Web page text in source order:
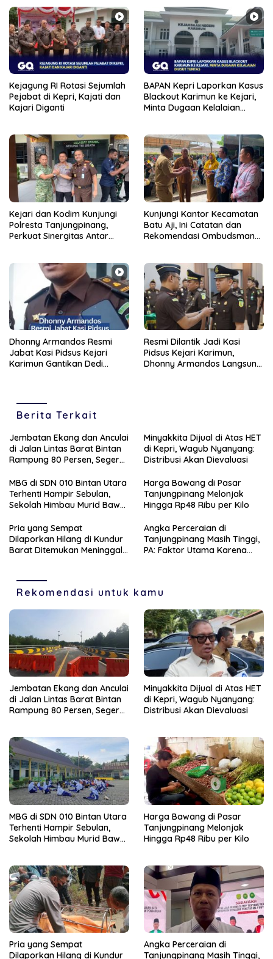
Kejagung RI Rotasi Sejumlah
Pejabat di Kepri, Kajati dan
Kajari Diganti
BAPAN Kepri Laporkan Kasus
Blackout Karimun ke Kejari,
Minta Dugaan Kelalaian
Kejari dan Kodim Kunjungi
Polresta Tanjungpinang,
Perkuat Sinergitas Antar
Kunjungi Kantor Kecamatan
Batu Aji, Ini Catatan dan
Rekomendasi Ombudsman
Dhonny Armandos Resmi
Jabat Kasi Pidsus Kejari
Karimun Gantikan Dedi
Resmi Dilantik Jadi Kasi
Pidsus Kejari Karimun,
Dhonny Armandos Langsung
Berita Terkait
Jembatan Ekang dan Anculai
di Jalan Lintas Barat Bintan
Rampung 80 Persen, Segera
Minyakkita Dijual di Atas HET
di Kepri, Wagub Nyanyang:
Distribusi Akan Dievaluasi
MBG di SDN 010 Bintan Utara
Terhenti Hampir Sebulan,
Sekolah Himbau Murid Bawa
Harga Bawang di Pasar
Tanjungpinang Melonjak
Hingga Rp48 Ribu per Kilo
Pria yang Sempat
Dilaporkan Hilang di Kundur
Barat Ditemukan Meninggal
Angka Perceraian di
Tanjungpinang Masih Tinggi,
PA: Faktor Utama Karena
Rekomendasi untuk kamu
Jembatan Ekang dan Anculai
di Jalan Lintas Barat Bintan
Rampung 80 Persen, Segera
Minyakkita Dijual di Atas HET
di Kepri, Wagub Nyanyang:
Distribusi Akan Dievaluasi
MBG di SDN 010 Bintan Utara
Terhenti Hampir Sebulan,
Sekolah Himbau Murid Bawa
Harga Bawang di Pasar
Tanjungpinang Melonjak
Hingga Rp48 Ribu per Kilo
Pria yang Sempat
Dilaporkan Hilang di Kundur
Angka Perceraian di
Tanjungpinang Masih Tinggi,